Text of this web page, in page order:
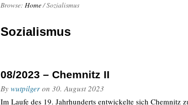
Browse: Home/Sozialismus
Sozialismus
08/2023 – Chemnitz II
By wutpilger on 30. August 2023
Im Laufe des 19. Jahrhunderts entwickelte sich Chemnitz